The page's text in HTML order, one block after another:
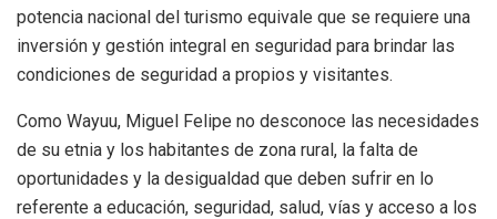
potencia nacional del turismo equivale que se requiere una
inversión y gestión integral en seguridad para brindar las
condiciones de seguridad a propios y visitantes.
Como Wayuu, Miguel Felipe no desconoce las necesidades
de su etnia y los habitantes de zona rural, la falta de
oportunidades y la desigualdad que deben sufrir en lo
referente a educación, seguridad, salud, vías y acceso a los